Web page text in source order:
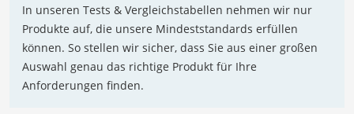
In unseren Tests & Vergleichstabellen nehmen wir nur
Produkte auf, die unsere Mindeststandards erfüllen
können. So stellen wir sicher, dass Sie aus einer großen
Auswahl genau das richtige Produkt für Ihre
Anforderungen finden.